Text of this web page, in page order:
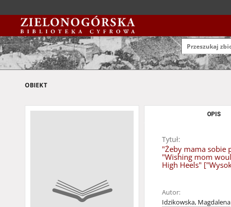
OBIEKT
OPIS
Tytuł:
"Żeby mama sobie
"Wishing mom
High Heels"
Autor:
Idzikowska, Magdalena